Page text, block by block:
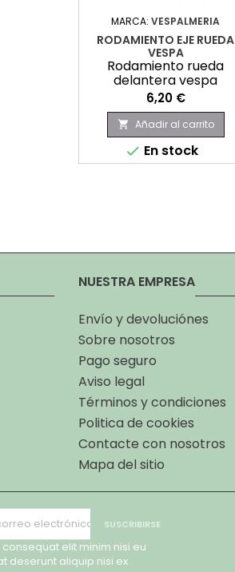
MARCA: VESPALMERIA
RODAMIENTO EJE RUEDA
VESPA
Rodamiento rueda
delantera vespa
Precio
6,20 €
 Añadir al carrito
 En stock
NUESTRA EMPRESA
Envío y devoluciónes
Sobre nosotros
Pago seguro
Aviso legal
Términos y condiciones
Politica de cookies
Contacte con nosotros
Mapa del sitio
consequat elit minim nisi eu
deserunt aliquip nisi ex